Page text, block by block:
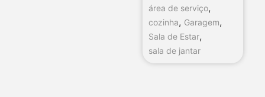
área de serviço,
cozinha, Garagem,
Sala de Estar,
sala de jantar